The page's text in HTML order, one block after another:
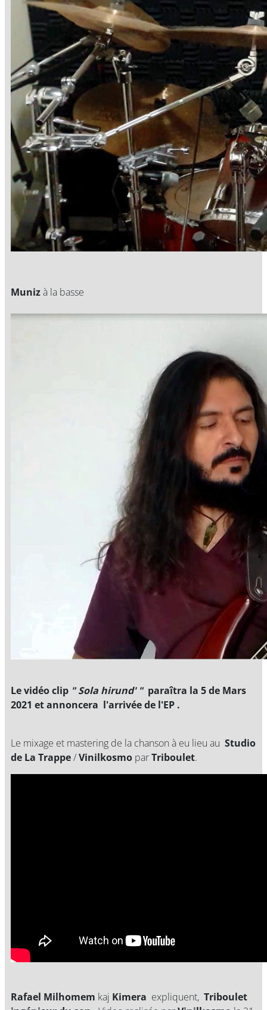
Munizà la basse
Le vidéo clip " Sola hirund' " paraîtra la 5 de Mars
2021 et annoncera l'arrivée de l'EP .
Le mixage et mastering de la chanson à eu lieu au Studio
de La Trappe/Vinilkosmo parTriboulet.
Rafael Milhomem kaj Kimera expliquent, Triboulet